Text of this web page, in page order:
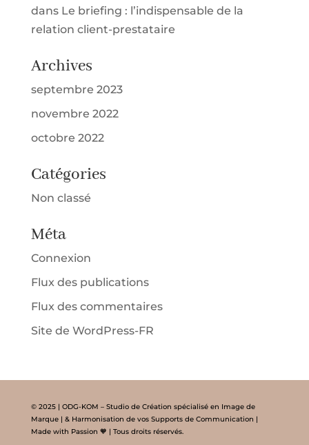
dans Le briefing : l’indispensable de la
relation client-prestataire
Archives
septembre 2023
novembre 2022
octobre 2022
Catégories
Non classé
Méta
Connexion
Flux des publications
Flux des commentaires
Site de WordPress-FR
© 2025 | ODG-KOM – Studio de Création spécialisé en Image de
Marque | & Harmonisation de vos Supports de Communication |
Made with Passion 🧡 | Tous droits réservés.